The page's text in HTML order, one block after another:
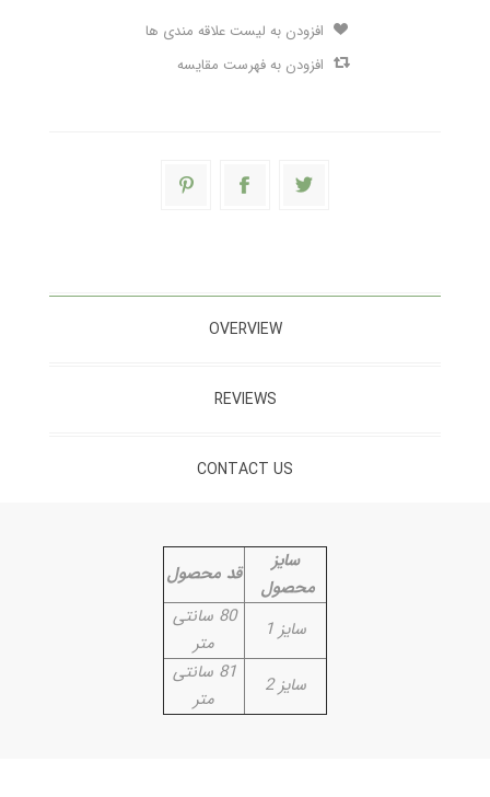
افزودن به لیست علاقه مندی ها
افزودن به فهرست مقایسه
OVERVIEW
REVIEWS
CONTACT US
سایز
محصول
قد محصول
سایز 1
80 سانتی
متر
سایز 2
81 سانتی
متر